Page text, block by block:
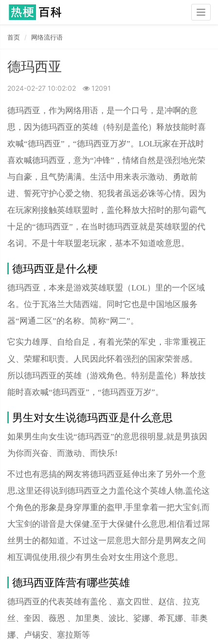
首页 网络流行语
德玛西亚
2024-02-27 10:02:02 12091
德玛西亚，作为网络用语，是一个口号，是冲啊的意
思，因为德玛西亚的英雄（特别是盖伦）释放技能时喜
欢喊“德玛西亚”，“德玛西亚万岁”。LOL玩家在开战时
喜欢喊德玛西亚，意为“冲锋”，情绪自然是强烈地光荣
与自豪，且气势满满。生活中用来表示激动、勇敢前
进、誓死守护心爱之物、犯我者虽远必诛等心情。因为
在玩家刚接触英雄联盟时，盖伦释放大招时的那句霸气
十足的“德玛西亚”，在当时德玛西亚就是英雄联盟的代
名词。不是十年联盟老玩家，基本不知道啥意思。
德玛西亚是什么梗
德玛西亚，本来是游戏‌‌‌‌‌‌‌‌英雄联盟（LOL）里的一个区域
名。位于瓦洛兰大陆西端。同时它也是中国地区服务
器“网通二区”的名称。简称“网二”。
它实力雄厚、自给自足，有着光荣的军史，非常重视正
义、荣耀和职责。人民因此怀着强烈的国家荣誉感。
所以德玛西亚的英雄（游戏角色。特别是盖伦）释放技
能时喜欢喊“德玛西亚”，“德玛西亚万岁”。
男生对女生说德玛西亚是什么意思
如果男生向女生说“德玛西亚”的意思很明显,就是男孩因
为你而兴奋、而激动、而快乐!
不过也有恶搞的网友将德玛西亚延伸出来了另外一个意
思,这里还得说到德玛西亚之力盖伦这个英雄人物,盖伦这
个角色的形象是身穿厚重的盔甲,手里拿着一把大宝剑,而
大宝剑的谐音是大保健,至于大保健什么意思,相信看过屌
丝男士的都知道。不过这一层意思大部分是男网友之间
相互调侃使用,很少有男生会对女生用这个意思。
德玛西亚阵营有哪些英雄
德玛西亚的代表英雄有盖伦 、嘉文四世、赵信、拉克
丝、奎因、薇恩 、加里奥、波比、娑娜、希瓦娜、菲奥
娜、卢锡安、塞拉斯等